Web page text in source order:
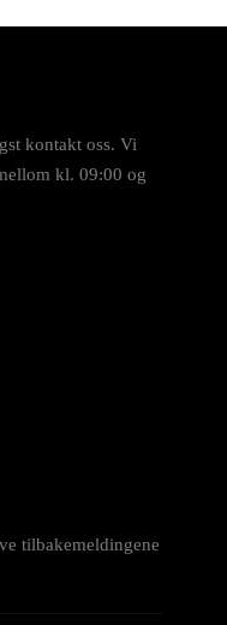
kontakt oss. Vi
kl. 09:00 og
tilbakemeldingene